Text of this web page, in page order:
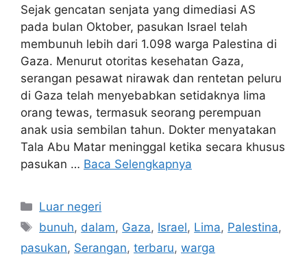
Sejak gencatan senjata yang dimediasi AS
pada bulan Oktober, pasukan Israel telah
membunuh lebih dari 1.098 warga Palestina di
Gaza. Menurut otoritas kesehatan Gaza,
serangan pesawat nirawak dan rentetan peluru
di Gaza telah menyebabkan setidaknya lima
orang tewas, termasuk seorang perempuan
anak usia sembilan tahun. Dokter menyatakan
Tala Abu Matar meninggal ketika secara khusus
pasukan … Baca Selengkapnya
Kategori
Luar negeri
Tag
bunuh, dalam, Gaza, Israel, Lima, Palestina,
pasukan, Serangan, terbaru, warga